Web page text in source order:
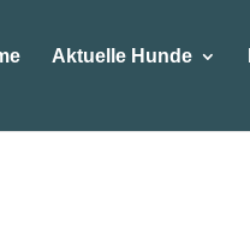
Aktuelle Hunde